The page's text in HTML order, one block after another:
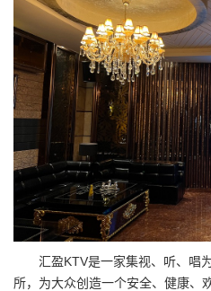
汇盈KTV是一家集视、听、唱
所，为大众创造一个安全、健康、